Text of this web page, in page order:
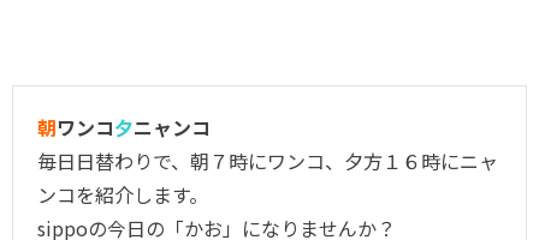
朝ワンコ夕ニャンコ
毎日日替わりで、朝７時にワンコ、夕方１６時にニャ
ンコを紹介します。
sippoの今日の「かお」になりませんか？